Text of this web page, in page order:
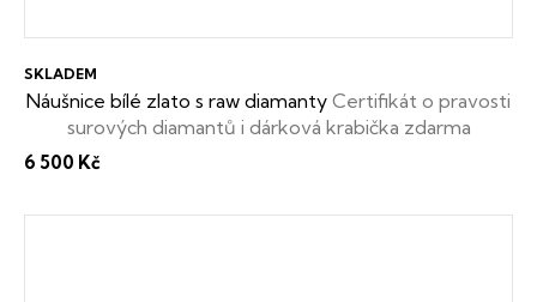
Náušnice bílé zlato s raw diamanty Certifikát o pravosti
surových diamantů i dárková krabička zdarma
SKLADEM
6 500 Kč